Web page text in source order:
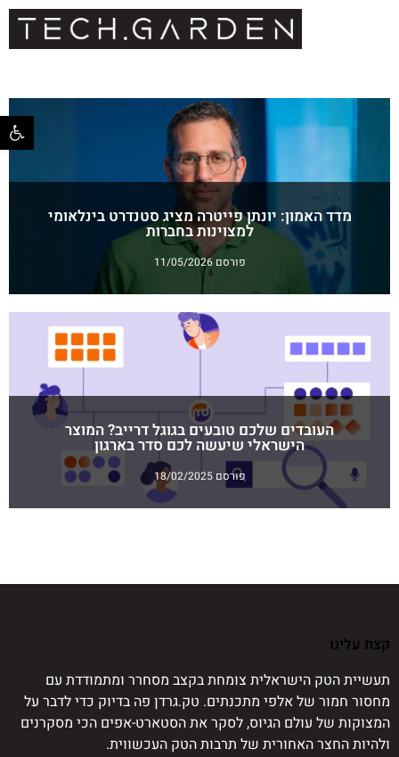
פתח
מדד האמון: יונתן פייטרה מציג סטנדרט בינלאומי
למצוינות בחברות
פורסם 11/05/2026
העובדים שלכם טובעים בגוגל דרייב? המוצר
הישראלי שיעשה לכם סדר בארגון
פורסם 18/02/2025
קצת עלינו
תעשיית הטק הישראלית צומחת בקצב מסחרר ומתמודדת עם
מחסור חמור של אלפי מתכנתים. טק.גרדן פה בדיוק כדי לדבר על
המצוקות של עולם הגיוס, לסקר את הסטארט-אפים הכי מסקרנים
ולהיות החצר האחורית של תרבות הטק העכשווית.